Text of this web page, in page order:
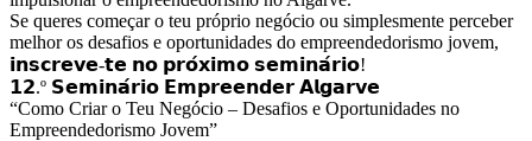
Se queres começar o teu próprio negócio ou simplesmente perceber
melhor os desafios e oportunidades do empreendedorismo jovem,
𝗶𝗻𝘀𝗰𝗿𝗲𝘃𝗲-𝘁𝗲 𝗻𝗼 𝗽𝗿𝗼́𝘅𝗶𝗺𝗼 𝘀𝗲𝗺𝗶𝗻𝗮́𝗿𝗶𝗼!
𝟭𝟮.º 𝗦𝗲𝗺𝗶𝗻𝗮́𝗿𝗶𝗼 𝗘𝗺𝗽𝗿𝗲𝗲𝗻𝗱𝗲𝗿 𝗔𝗹𝗴𝗮𝗿𝘃𝗲
“Como Criar o Teu Negócio – Desafios e Oportunidades no
Empreendedorismo Jovem”